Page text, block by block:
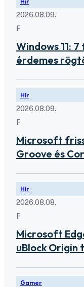
2026.08.09.
F
Windows 11:
érdemes
Hír
2026.08.09.
F
Microsoft
Groove és
Hír
2026.08.08.
F
Microsoft
uBlock Origin
Gamer